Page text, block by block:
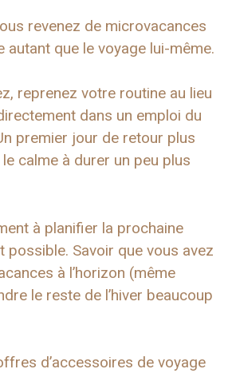
revenez de microvacances
autant que le voyage lui-même.
reprenez votre routine au lieu
dans un emploi du
premier jour de retour plus
calme à durer un peu plus
à planifier la prochaine
possible. Savoir que vous avez
à l’horizon (même
le reste de l’hiver beaucoup
d’accessoires de voyage